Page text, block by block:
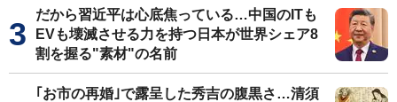
だから習近平は心底焦っている…中国のITも
EVも壊滅させる力を持つ日本が世界シェア8
割を握る"素材"の名前
｢お市の再婚｣で露呈した秀吉の腹黒さ…清須